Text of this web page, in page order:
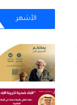
الأشهر